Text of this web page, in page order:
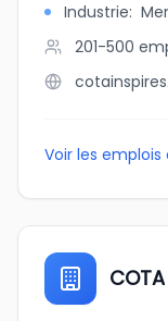
Industrie:
201-500
Voir les
COTA